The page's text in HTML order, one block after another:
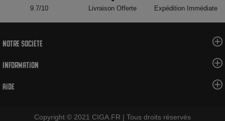
9.7/10 Livraison Offerte Expédition Immédiate
Notre société
Information
Aide
Copyright © 2021 CIGA.FR | Tous droits réservés